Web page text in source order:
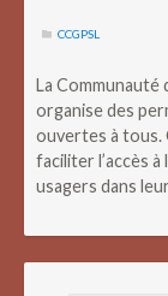
CCGPSL
La Communauté
organise des
ouvertes à tous.
faciliter l’accès
usagers dans